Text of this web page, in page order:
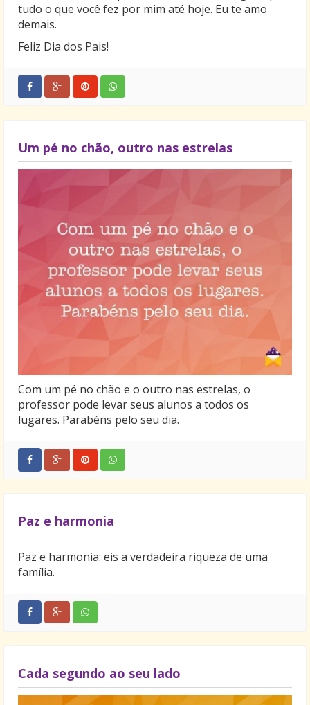
tudo o que você fez por mim até hoje. Eu te amo
demais.
Feliz Dia dos Pais!
Um pé no chão, outro nas estrelas
Com um pé no chão e o outro nas estrelas, o
professor pode levar seus alunos a todos os
lugares. Parabéns pelo seu dia.
Paz e harmonia
Paz e harmonia: eis a verdadeira riqueza de uma
família.
Cada segundo ao seu lado